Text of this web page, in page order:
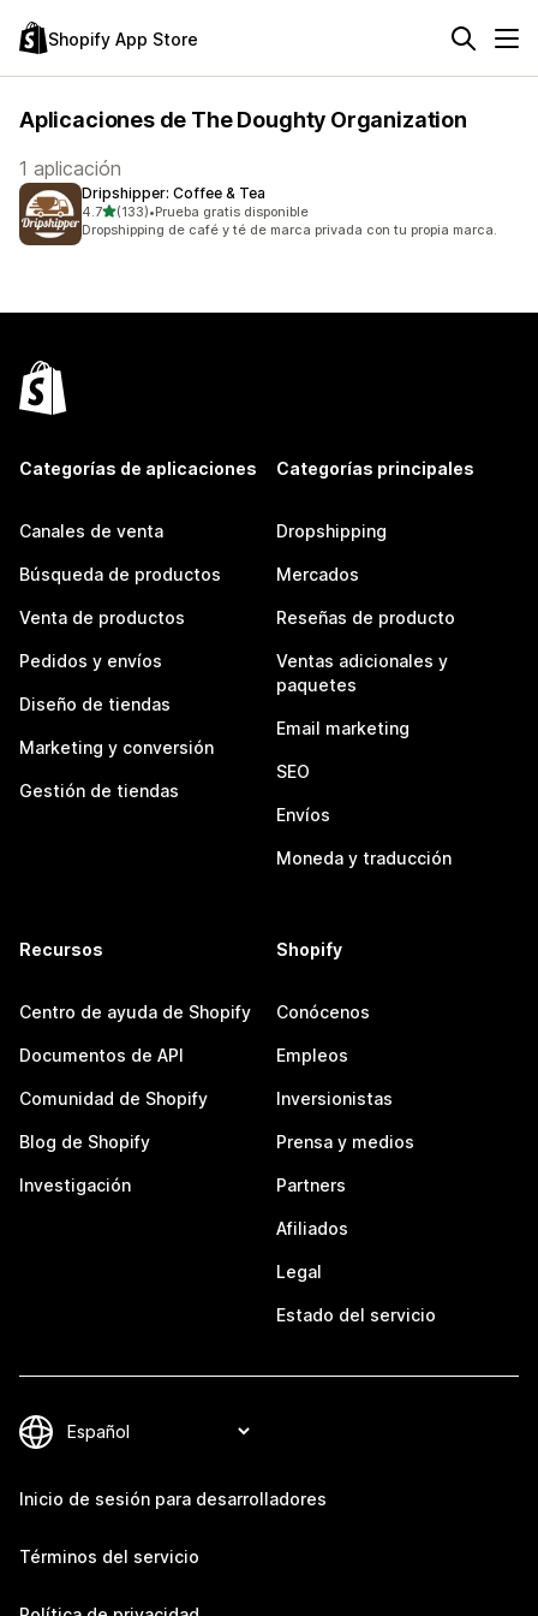
Shopify App Store
Aplicaciones de The Doughty Organization
1 aplicación
Dripshipper: Coffee & Tea
4.7de 5 estrellas
(133)
133 reseñas en total
•Prueba gratis disponible
Dropshipping de café y té de marca privada con tu propia marca.
Categorías de aplicaciones
Canales de venta
Búsqueda de productos
Venta de productos
Pedidos y envíos
Diseño de tiendas
Marketing y conversión
Gestión de tiendas
Categorías principales
Dropshipping
Mercados
Reseñas de producto
Ventas adicionales y
paquetes
Email marketing
SEO
Envíos
Moneda y traducción
Recursos
Centro de ayuda de Shopify
Documentos de API
Comunidad de Shopify
Blog de Shopify
Investigación
Shopify
Conócenos
Empleos
Inversionistas
Prensa y medios
Partners
Afiliados
Legal
Estado del servicio
Inicio de sesión para desarrolladores
Términos del servicio